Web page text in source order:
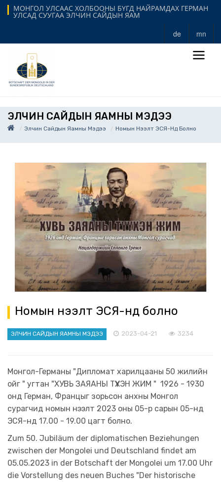
МОНГОЛ УЛСААС ХОЛБООНЫ БҮГД НАЙРАМДАХ ГЕРМАН
УЛСАД СУУГАА ЭЛЧИН САЙДЫН ЯАМ
de mn
ЭЛЧИН САЙДЫН ЯАМНЫ МЭДЭЭ
Элчин Сайдын Яамны Мэдээ Номын Нээлт ЭСЯ-Нд Болно
Номын нээлт ЭСЯ-нд болно
ЭЛЧИН САЙДЫН ЯАМНЫ МЭДЭЭ 2023-04-21 3234
Монгол-Германы "Дипломат харилцааны 50 жилийн
ойг " угтан "ХУВЬ ЗАЯАНЫ ТҮҮХЭН ЖИМ " 1926 - 1930
онд Герман, Францыг зорьсон анхны Монгол
сурагчид номын нээлт 2023 оны 05-р сарын 05-нд
ЭСЯ-нд 17.00 - 19.00 цагт болно.
Zum 50. Jubiläum der diplomatischen Beziehungen
zwischen der Mongolei und Deutschland findet am
05.05.2023 in der Botschaft der Mongolei um 17.00 Uhr
die Vorstellung des neuen Buches "Der historische